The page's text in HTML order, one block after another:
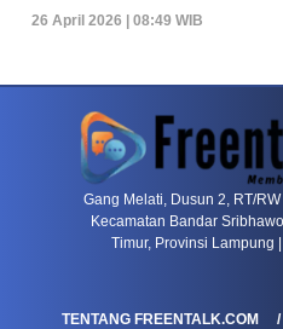
26 April 2026 | 08:49 WIB
Gang Melati, Dusun 2, RT/
Kecamatan Bandar
Timur, Provinsi Lampung
TENTANG FREENTALK.COM